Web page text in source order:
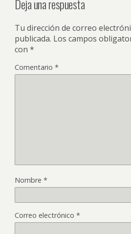
Deja una respuesta
Tu dirección de correo
publicada. Los campos
con *
Comentario *
Nombre *
Correo electrónico *